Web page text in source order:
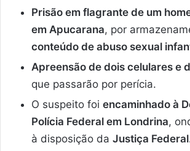
Prisão em flagrante de um
em Apucarana, por
conteúdo de abuso sexual
Apreensão de dois celulares e
que passarão por perícia.
O suspeito foi encaminhado à
Polícia Federal em Londrina,
à disposição da Justiça Federal